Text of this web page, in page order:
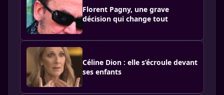
Florent Pagny, une grave
décision qui change tout
Céline Dion : elle s’écroule devant
ses enfants